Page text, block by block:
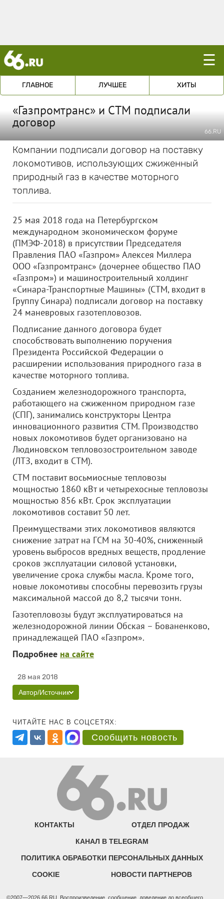
☰
ГЛАВНОЕ ЛУЧШЕЕ ХИТЫ
«Газпромтранс» и СТМ подписали
договор
66.RU
Компании подписали договор на поставку
локомотивов, использующих сжиженный
природный газ в качестве моторного
топлива.
25 мая 2018 года на Петербургском
международном экономическом форуме
(ПМЭФ-2018) в присутствии Председателя
Правления ПАО «Газпром» Алексея Миллера
ООО «Газпромтранс» (дочернее общество ПАО
«Газпром») и машиностроительный холдинг
«Синара-Транспортные Машины» (СТМ, входит в
Группу Синара) подписали договор на поставку
24 маневровых газотепловозов.
Подписание данного договора будет
способствовать выполнению поручения
Президента Российской Федерации о
расширении использования природного газа в
качестве моторного топлива.
Созданием железнодорожного транспорта,
работающего на сжиженном природном газе
(СПГ), занимались конструкторы Центра
инновационного развития СТМ. Производство
новых локомотивов будет организовано на
Людиновском тепловозостроительном заводе
(ЛТЗ, входит в СТМ).
СТМ поставит восьмиосные тепловозы
мощностью 1860 кВт и четырехосные тепловозы
мощностью 856 кВт. Срок эксплуатации
локомотивов составит 50 лет.
Преимуществами этих локомотивов являются
снижение затрат на ГСМ на 30-40%, сниженный
уровень выбросов вредных веществ, продление
сроков эксплуатации силовой установки,
увеличение срока службы масла. Кроме того,
новые локомотивы способны перевозить грузы
максимальной массой до 8,2 тысячи тонн.
Газотепловозы будут эксплуатироваться на
железнодорожной линии Обская – Бованенково,
принадлежащей ПАО «Газпром».
Подробнее на сайте
28 мая 2018
Автор/Источник
ЧИТАЙТЕ НАС В СОЦСЕТЯХ:
Сообщить новость
КОНТАКТЫ ОТДЕЛ ПРОДАЖ
КАНАЛ В TELEGRAM
ПОЛИТИКА ОБРАБОТКИ ПЕРСОНАЛЬНЫХ ДАННЫХ
COOKIE НОВОСТИ ПАРТНЕРОВ
©2007—2026 66.RU. Воспроизведение, сообщение, доведение до всеобщего